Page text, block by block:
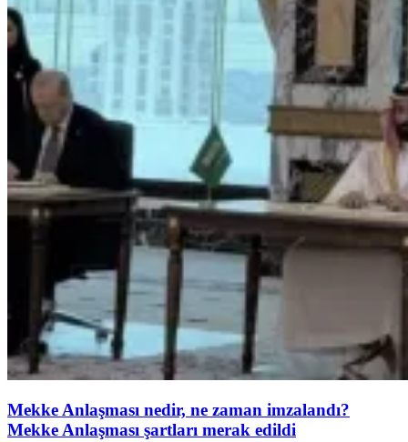
Mekke Anlaşması nedir, ne zaman imzalandı?
Mekke Anlaşması şartları merak edildi